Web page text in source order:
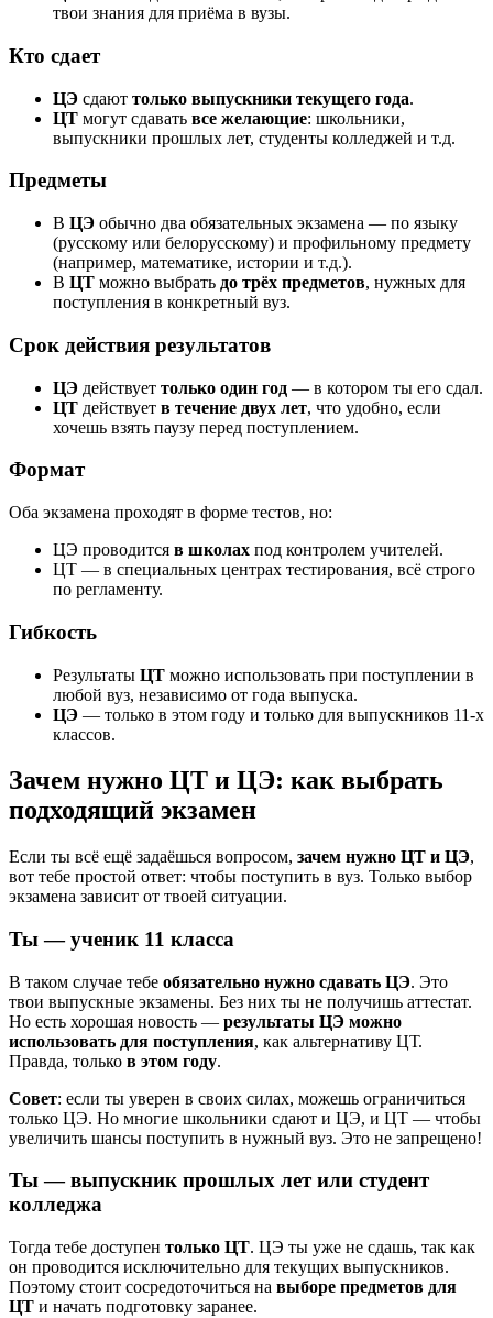
твои знания для приёма в вузы.
Кто сдает
ЦЭ сдают только выпускники текущего года.
ЦТ могут сдавать все желающие: школьники,
выпускники прошлых лет, студенты колледжей и т.д.
Предметы
В ЦЭ обычно два обязательных экзамена — по языку
(русскому или белорусскому) и профильному предмету
(например, математике, истории и т.д.).
В ЦТ можно выбрать до трёх предметов, нужных для
поступления в конкретный вуз.
Срок действия результатов
ЦЭ действует только один год — в котором ты его сдал.
ЦТ действует в течение двух лет, что удобно, если
хочешь взять паузу перед поступлением.
Формат
Оба экзамена проходят в форме тестов, но:
ЦЭ проводится в школах под контролем учителей.
ЦТ — в специальных центрах тестирования, всё строго
по регламенту.
Гибкость
Результаты ЦТ можно использовать при поступлении в
любой вуз, независимо от года выпуска.
ЦЭ — только в этом году и только для выпускников 11-х
классов.
Зачем нужно ЦТ и ЦЭ: как выбрать
подходящий экзамен
Если ты всё ещё задаёшься вопросом, зачем нужно ЦТ и ЦЭ,
вот тебе простой ответ: чтобы поступить в вуз. Только выбор
экзамена зависит от твоей ситуации.
Ты — ученик 11 класса
В таком случае тебе обязательно нужно сдавать ЦЭ. Это
твои выпускные экзамены. Без них ты не получишь аттестат.
Но есть хорошая новость — результаты ЦЭ можно
использовать для поступления, как альтернативу ЦТ.
Правда, только в этом году.
Совет: если ты уверен в своих силах, можешь ограничиться
только ЦЭ. Но многие школьники сдают и ЦЭ, и ЦТ — чтобы
увеличить шансы поступить в нужный вуз. Это не запрещено!
Ты — выпускник прошлых лет или студент
колледжа
Тогда тебе доступен только ЦТ. ЦЭ ты уже не сдашь, так как
он проводится исключительно для текущих выпускников.
Поэтому стоит сосредоточиться на выборе предметов для
ЦТ и начать подготовку заранее.